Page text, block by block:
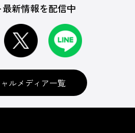
新情報を配信中
ルメディア一覧